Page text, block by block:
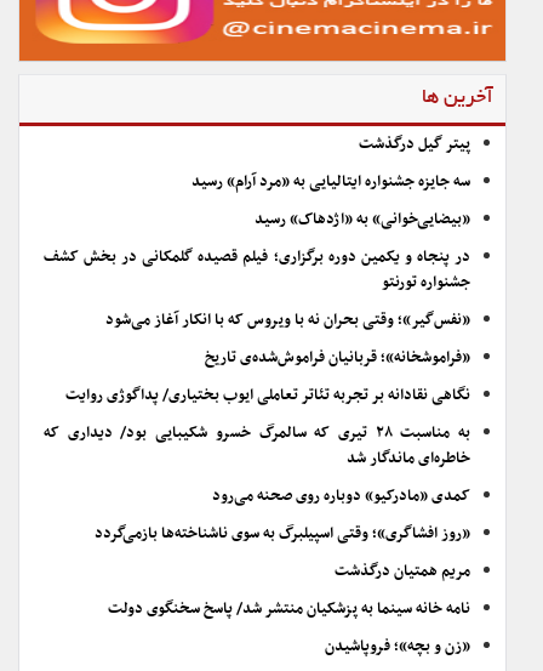
آخرین ها
پیتر گیل درگذشت
سه جایزه جشنواره ایتالیایی به «مرد آرام» رسید
«بیضایی‌خوانی» به «اژدهاک» رسید
در پنجاه و یکمین دوره برگزاری؛ فیلم قصیده گلمکانی در بخش کشف
جشنواره تورنتو
«نفس‌گیر»؛ وقتی بحران نه با ویروس که با انکار آغاز می‌شود
«فراموشخانه»؛ قربانیان فراموش‌شده‌ی تاریخ
نگاهی نقادانه بر تجربه تئاتر تعاملی ایوب بختیاری/ پداگوژی روایت
به مناسبت ۲۸ تیری که سالمرگ خسرو شکیبایی بود/ دیداری که
خاطره‌ای ماندگار شد
کمدی «مادرکیو» دوباره روی صحنه می‌رود
«روز افشاگری»؛ وقتی اسپیلبرگ به سوی ناشناخته‌ها بازمی‌گردد
مریم همتیان درگذشت
نامه خانه سینما به پزشکیان منتشر شد/ پاسخ سخنگوی دولت
«زن و بچه»؛ فروپاشیدن